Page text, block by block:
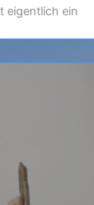
eigentlich ein